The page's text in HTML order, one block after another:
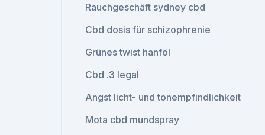
Rauchgeschäft sydney cbd
Cbd dosis für schizophrenie
Grünes twist hanföl
Cbd .3 legal
Angst licht- und tonempfindlichkeit
Mota cbd mundspray